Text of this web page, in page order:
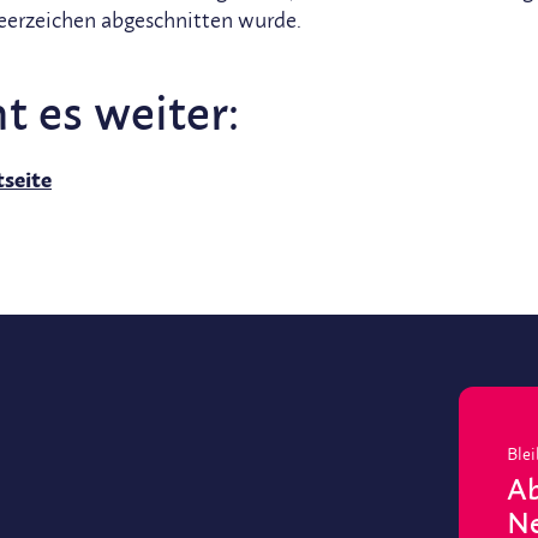
abgeschnitten wurde.
es weiter: